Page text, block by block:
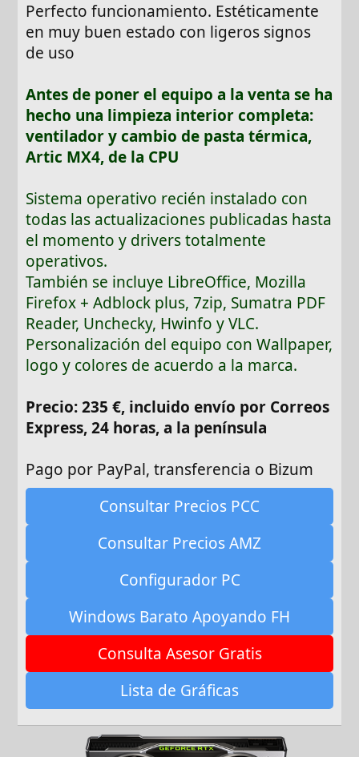
Perfecto funcionamiento. Estéticamente
en muy buen estado con ligeros signos
de uso
Antes de poner el equipo a la venta se ha
hecho una limpieza interior completa:
ventilador y cambio de pasta térmica,
Artic MX4, de la CPU
Sistema operativo recién instalado con
todas las actualizaciones publicadas hasta
el momento y drivers totalmente
operativos.
También se incluye LibreOffice, Mozilla
Firefox + Adblock plus, 7zip, Sumatra PDF
Reader, Unchecky, Hwinfo y VLC.
Personalización del equipo con Wallpaper,
logo y colores de acuerdo a la marca.
Precio: 235 €, incluido envío por Correos
Express, 24 horas, a la península
Pago por PayPal, transferencia o Bizum
Consultar Precios PCC
Consultar Precios AMZ
Configurador PC
Windows Barato Apoyando FH
Consulta Asesor Gratis
Lista de Gráficas